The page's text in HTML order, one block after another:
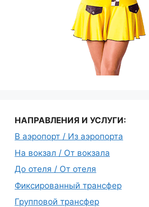
НАПРАВЛЕНИЯ И УСЛУГИ:
В аэропорт / Из аэропорта
На вокзал / От вокзала
До отеля / От отеля
Фиксированный трансфер
Групповой трансфер